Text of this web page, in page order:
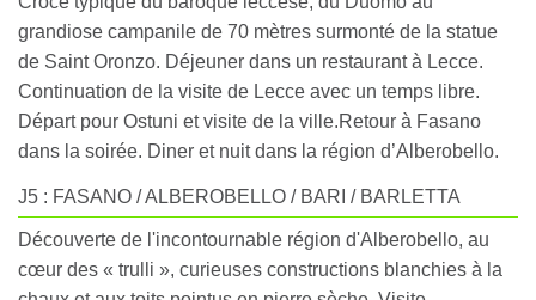
grandiose campanile de 70 mètres surmonté de la statue
de Saint Oronzo. Déjeuner dans un restaurant à Lecce.
Continuation de la visite de Lecce avec un temps libre.
Départ pour Ostuni et visite de la ville.Retour à Fasano
dans la soirée. Diner et nuit dans la région d’Alberobello.
J5 : FASANO / ALBEROBELLO / BARI / BARLETTA
Découverte de l'incontournable région d'Alberobello, au
cœur des « trulli », curieuses constructions blanchies à la